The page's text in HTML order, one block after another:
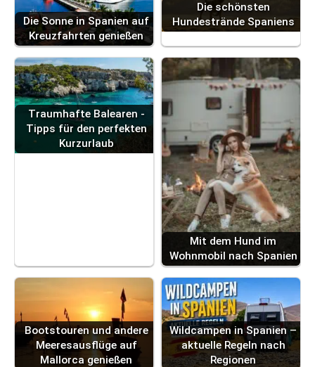
Die Sonne in Spanien auf
Kreuzfahrten genießen
Die schönsten
Hundestrände Spaniens
Traumhafte Balearen -
Tipps für den perfekten
Kurzurlaub
Mit dem Hund im
Wohnmobil nach Spanien
Bootstouren und andere
Meeresausflüge auf
Mallorca genießen
Wildcampen in Spanien –
aktuelle Regeln nach
Regionen